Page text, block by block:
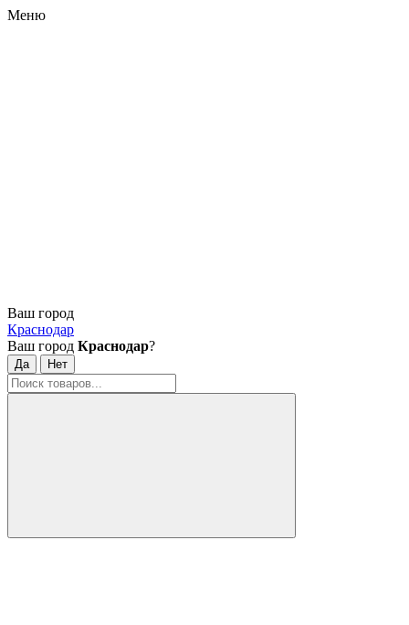
Меню
Ваш город
Краснодар
Ваш город Краснодар?